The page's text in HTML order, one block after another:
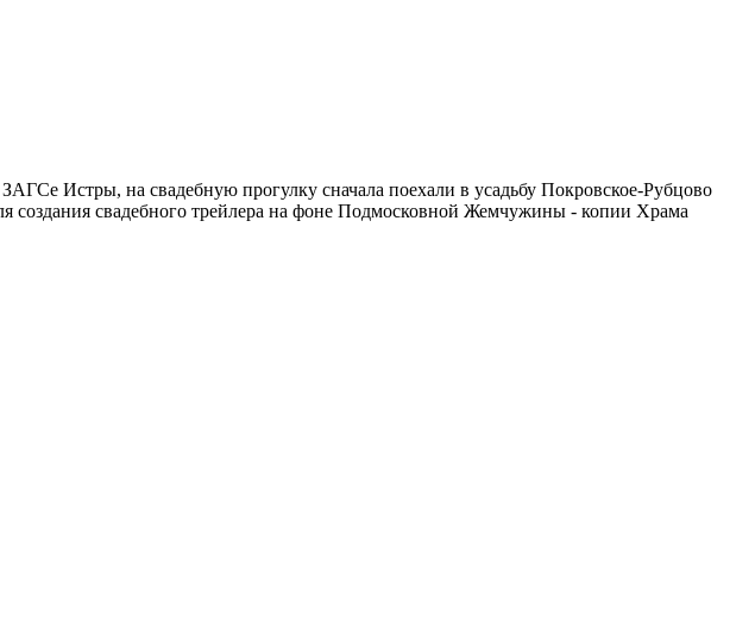
Истры, на свадебную прогулку сначала поехали в усадьбу Покровское-Рубцово
создания свадебного трейлера на фоне Подмосковной Жемчужины - копии Храма